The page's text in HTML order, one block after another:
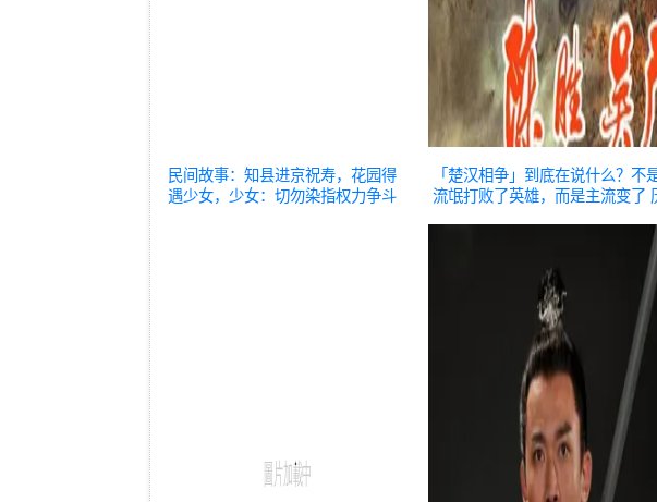
民间故事：知县进京祝寿，花园得
遇少女，少女：切勿染指权力争斗
「楚汉相争」到底在说什么？不
流氓打败了英雄，而是主流变了